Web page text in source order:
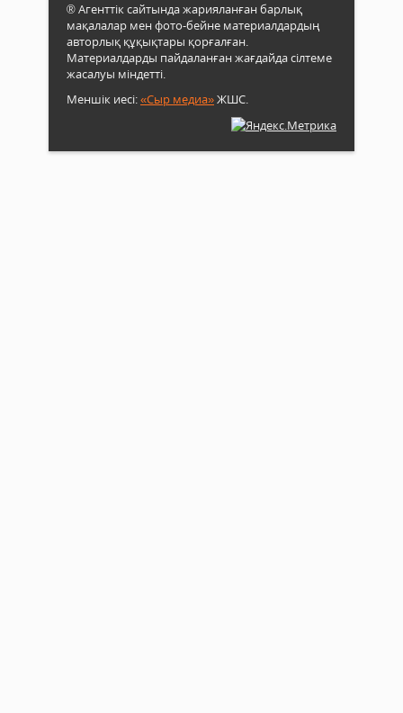
® Агенттік сайтында жарияланған барлық
мақалалар мен фото-бейне материалдардың
авторлық құқықтары қорғалған.
Материалдарды пайдаланған жағдайда сілтеме
жасалуы міндетті.
Меншік иесі:«Сыр медиа»ЖШС.